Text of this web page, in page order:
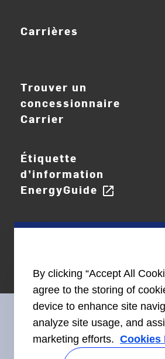
Carrières
Trouver un
concessionnaire
Carrier
Étiquette
d’information
EnergyGuide open_in_new
Restez en contact
By clicking “Accept All
agree to the storing of
device to enhance site
analyze site usage, and
marketing efforts. Cookies